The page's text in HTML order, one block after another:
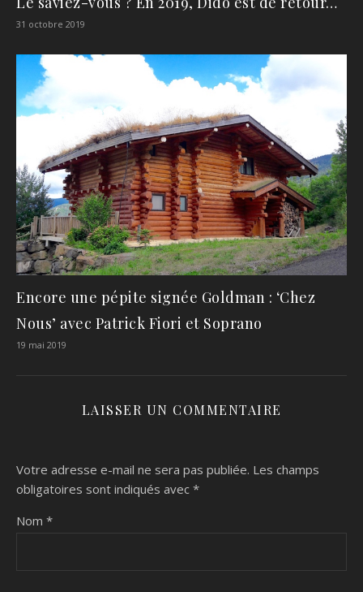
31 octobre 2019
Encore une pépite signée Goldman : ‘Chez
Nous’ avec Patrick Fiori et Soprano
19 mai 2019
LAISSER UN COMMENTAIRE
Votre adresse e-mail ne sera pas publiée. Les champs
obligatoires sont indiqués avec *
Nom *